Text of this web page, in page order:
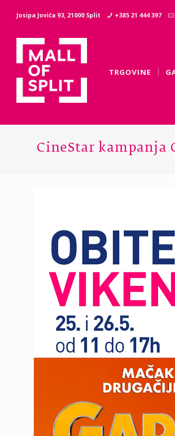
Josipa Jovića 93, 21000 Split +385 21 444 397
TRGOVINE
CineStar kampanja